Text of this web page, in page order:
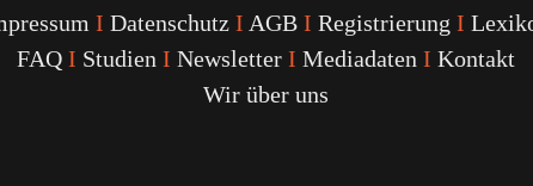
I Datenschutz I AGB I Registrierung I
FAQ I Studien I Newsletter I Mediadaten I Kontakt
Wir über uns